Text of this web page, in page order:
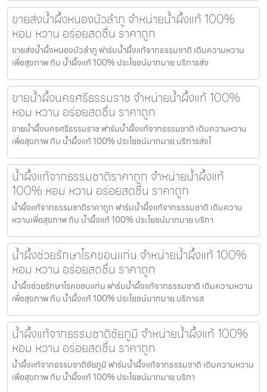
ขายส่งน้ำผึ้งหนองบัวลำภู จำหน่ายน้ำผึ้งแท้ 100%
หอม หวาน อร่อยสดชื่น ราคาถูก
ขายส่งน้ำผึ้งหนองบัวลำภู ฟาร์มน้ำผึ้งแท้จากธรรมชาติ เติมความหวาน
เพื่อสุขภาพ กับ น้ำผึ้งแท้ 100% ประโยชน์มากมาย บริการส่ง
ขายน้ำผึ้งนครศรีธรรมราช จำหน่ายน้ำผึ้งแท้ 100%
หอม หวาน อร่อยสดชื่น ราคาถูก
ขายน้ำผึ้งนครศรีธรรมราช ฟาร์มน้ำผึ้งแท้จากธรรมชาติ เติมความหวาน
เพื่อสุขภาพ กับ น้ำผึ้งแท้ 100% ประโยชน์มากมาย บริการส่งไ
น้ำผึ้งแท้จากธรรมชาติราคาถูก จำหน่ายน้ำผึ้งแท้
100% หอม หวาน อร่อยสดชื่น ราคาถูก
น้ำผึ้งแท้จากธรรมชาติราคาถูก ฟาร์มน้ำผึ้งแท้จากธรรมชาติ เติมความ
หวานเพื่อสุขภาพ กับ น้ำผึ้งแท้ 100% ประโยชน์มากมาย บริกา
น้ำผึ้งช่วยรักษาโรคขอนแก่น จำหน่ายน้ำผึ้งแท้ 100%
หอม หวาน อร่อยสดชื่น ราคาถูก
น้ำผึ้งช่วยรักษาโรคขอนแก่น ฟาร์มน้ำผึ้งแท้จากธรรมชาติ เติมความหวาน
เพื่อสุขภาพ กับ น้ำผึ้งแท้ 100% ประโยชน์มากมาย บริการส
น้ำผึ้งแท้จากธรรมชาติชัยภูมิ จำหน่ายน้ำผึ้งแท้ 100%
หอม หวาน อร่อยสดชื่น ราคาถูก
น้ำผึ้งแท้จากธรรมชาติชัยภูมิ ฟาร์มน้ำผึ้งแท้จากธรรมชาติ เติมความหวาน
เพื่อสุขภาพ กับ น้ำผึ้งแท้ 100% ประโยชน์มากมาย บริกา